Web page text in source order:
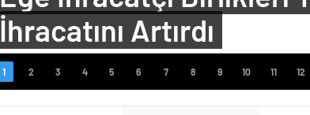
İhracatını Artırdı